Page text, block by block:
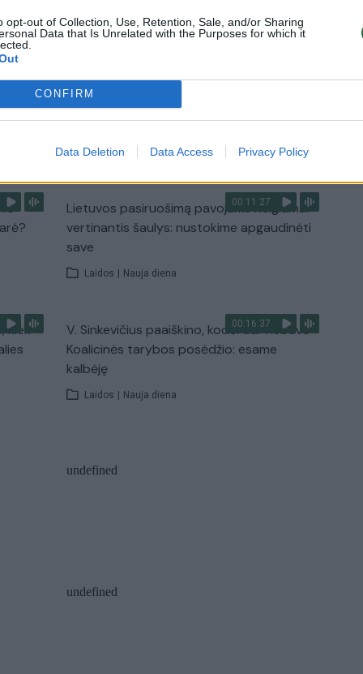
opt-out of Collection, Use, Retention, Sale, and/or Sharing
Data that Is Unrelated with the Purposes for which it
CONFIRM
Data Deletion Data Access Privacy Policy
pavojingą įprotį: tą daro daugiau nei pusė
Visi įrašai
00:11:27
Lietuvos pasiruošimą pavojams neigiamai
vertinantis šaulys: nustokime apgaudinėti
save
Laidos | Nauja diena
kiek
00:16:37
V. Sinkevičius paaiškino, kodėl dar nebuvo
Koalicinės tarybos posėdžio: esame
kalbėję
Laidos | Nauja diena